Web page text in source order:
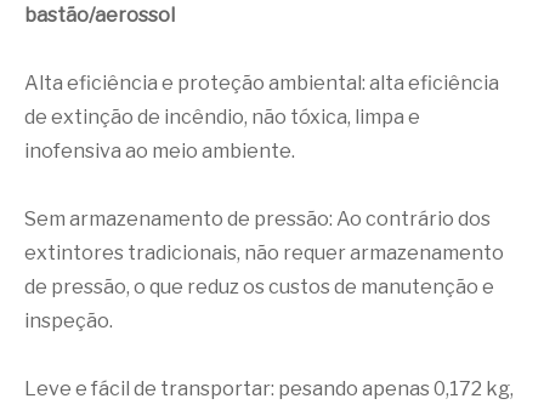
bastão/aerossol
Alta eficiência e proteção ambiental: alta eficiência
de extinção de incêndio, não tóxica, limpa e
inofensiva ao meio ambiente.
Sem armazenamento de pressão: Ao contrário dos
extintores tradicionais, não requer armazenamento
de pressão, o que reduz os custos de manutenção e
inspeção.
Leve e fácil de transportar: pesando apenas 0,172 kg,